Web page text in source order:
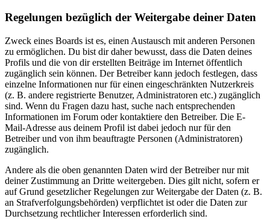
Regelungen bezüglich der Weitergabe deiner Daten
Zweck eines Boards ist es, einen Austausch mit anderen Personen
zu ermöglichen. Du bist dir daher bewusst, dass die Daten deines
Profils und die von dir erstellten Beiträge im Internet öffentlich
zugänglich sein können. Der Betreiber kann jedoch festlegen, dass
einzelne Informationen nur für einen eingeschränkten Nutzerkreis
(z. B. andere registrierte Benutzer, Administratoren etc.) zugänglich
sind. Wenn du Fragen dazu hast, suche nach entsprechenden
Informationen im Forum oder kontaktiere den Betreiber. Die E-
Mail-Adresse aus deinem Profil ist dabei jedoch nur für den
Betreiber und von ihm beauftragte Personen (Administratoren)
zugänglich.
Andere als die oben genannten Daten wird der Betreiber nur mit
deiner Zustimmung an Dritte weitergeben. Dies gilt nicht, sofern er
auf Grund gesetzlicher Regelungen zur Weitergabe der Daten (z. B.
an Strafverfolgungsbehörden) verpflichtet ist oder die Daten zur
Durchsetzung rechtlicher Interessen erforderlich sind.